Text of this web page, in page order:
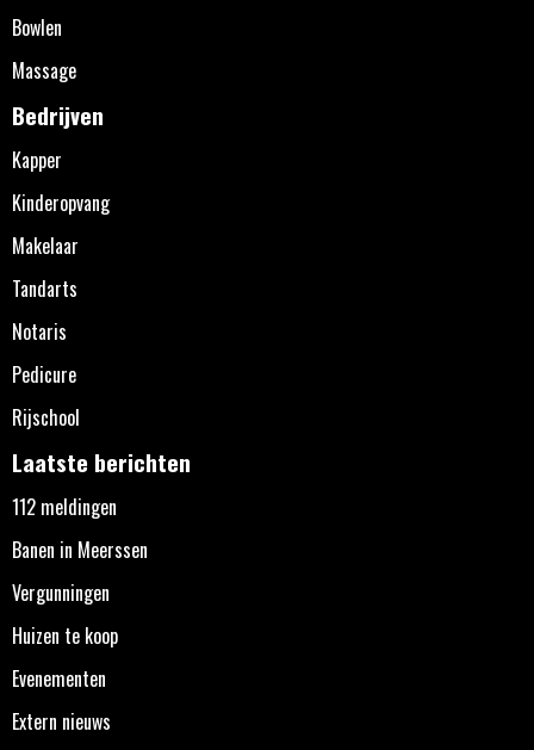
Bowlen
Massage
Bedrijven
Kapper
Kinderopvang
Makelaar
Tandarts
Notaris
Pedicure
Rijschool
Laatste berichten
112 meldingen
Banen in Meerssen
Vergunningen
Huizen te koop
Evenementen
Extern nieuws